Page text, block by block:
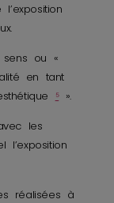
sens ou «
en tant
⁵ ».
les
réalisées à